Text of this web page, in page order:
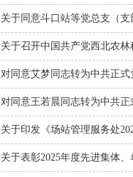
关于同意斗口站等党总支（
关于召开中国共产党西北农
对同意艾梦同志转为中共正式
对同意王若晨同志转为中共正
关于印发《场站管理服务处
关于表彰2025年度先进集体